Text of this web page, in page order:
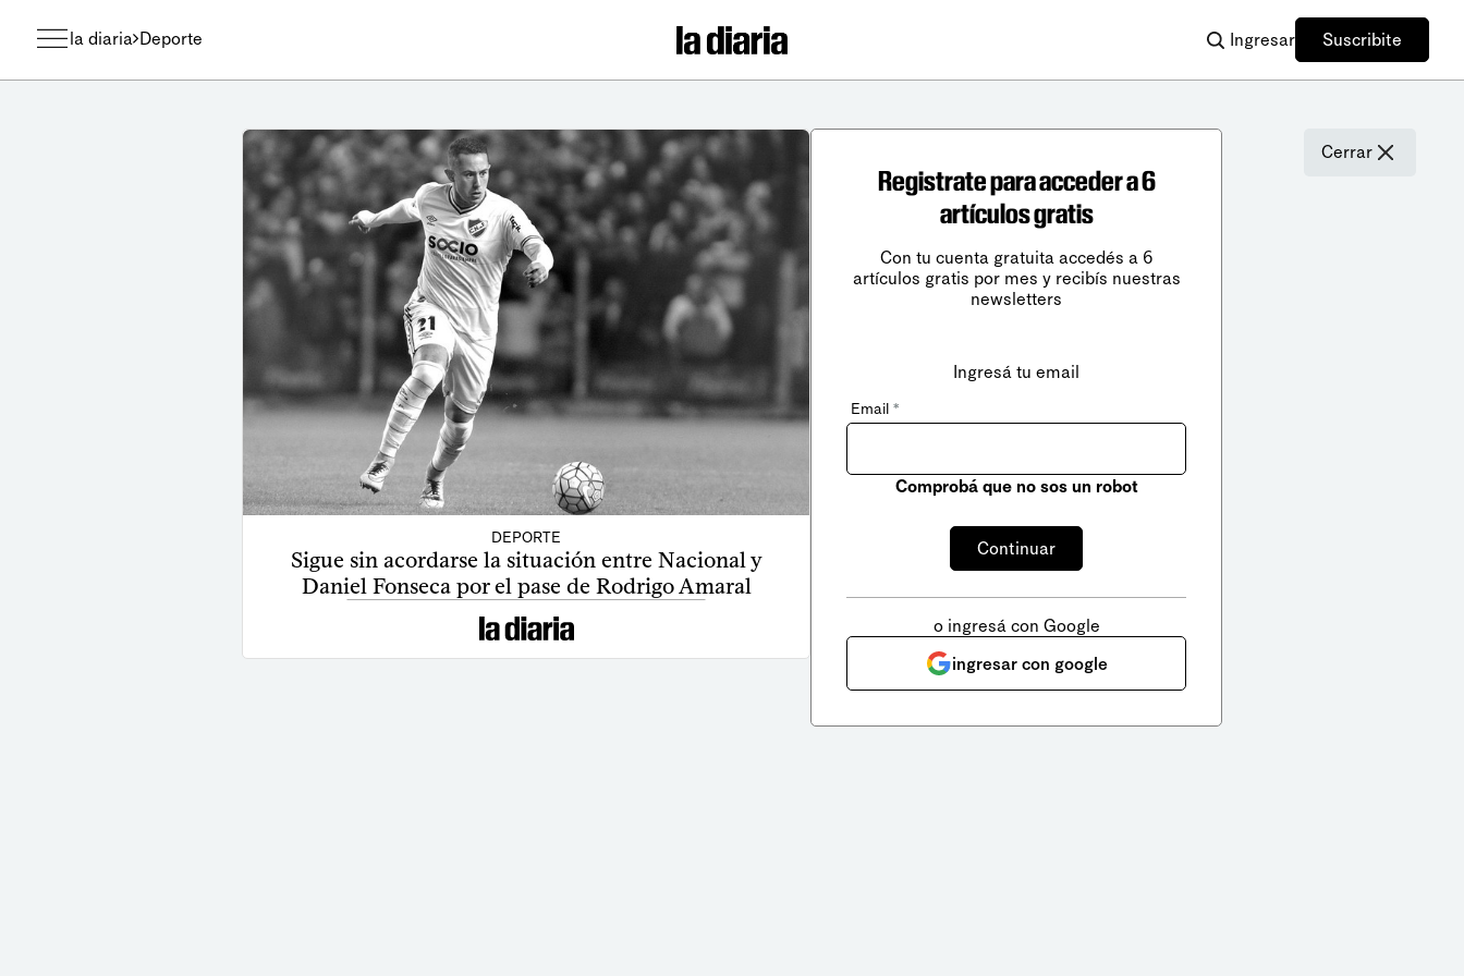
la diaria Deporte Ingresar Suscribite
DEPORTE
Sigue sin acordarse la situación entre Nacional y
Daniel Fonseca por el pase de Rodrigo Amaral
Cerrar
Registrate para acceder a 6
artículos gratis
Con tu cuenta gratuita accedés a 6
artículos gratis por mes y recibís nuestras
newsletters
Ingresá tu email
Email *
Comprobá que no sos un robot
o ingresá con Google
ingresar con google